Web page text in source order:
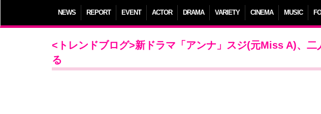
NEWS REPORT EVENT ACTOR DRAMA VARIETY CINEMA MUSIC
<トレンドブログ>新ドラマ「アンナ」スジ(元Miss A)、
る